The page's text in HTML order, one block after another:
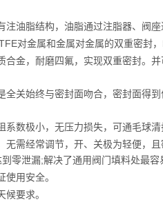
油脂结构，油脂通过注脂器、阀座
对金属和金属对金属的双重密封
合金，耐磨四氟，实现双重密封。
关始终与密封面吻合，密封面得
数极小，无压力损失，可通毛球清
需经常调节，开、关极为轻便，
零泄漏;解决了通用阀门填料处最容
用安全。
要求。